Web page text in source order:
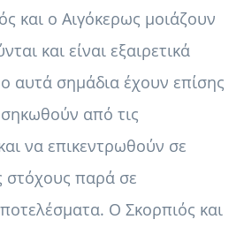
και ο Αιγόκερως μοιάζουν
και είναι εξαιρετικά
αυτά σημάδια έχουν επίσης
από τις
να επικεντρωθούν σε
παρά σε
Ο Σκορπιός και